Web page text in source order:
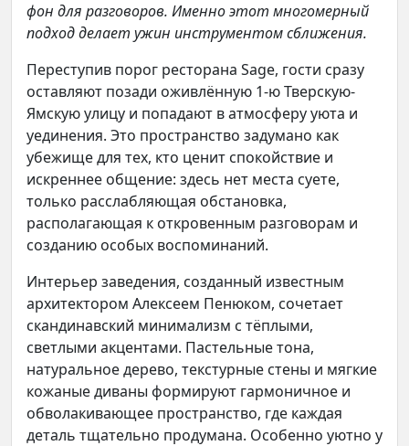
фон для разговоров. Именно этот многомерный
подход делает ужин инструментом сближения.
Переступив порог ресторана Sage, гости сразу
оставляют позади оживлённую 1-ю Тверскую-
Ямскую улицу и попадают в атмосферу уюта и
уединения. Это пространство задумано как
убежище для тех, кто ценит спокойствие и
искреннее общение: здесь нет места суете,
только расслабляющая обстановка,
располагающая к откровенным разговорам и
созданию особых воспоминаний.
Интерьер заведения, созданный известным
архитектором Алексеем Пенюком, сочетает
скандинавский минимализм с тёплыми,
светлыми акцентами. Пастельные тона,
натуральное дерево, текстурные стены и мягкие
кожаные диваны формируют гармоничное и
обволакивающее пространство, где каждая
деталь тщательно продумана. Особенно уютно у